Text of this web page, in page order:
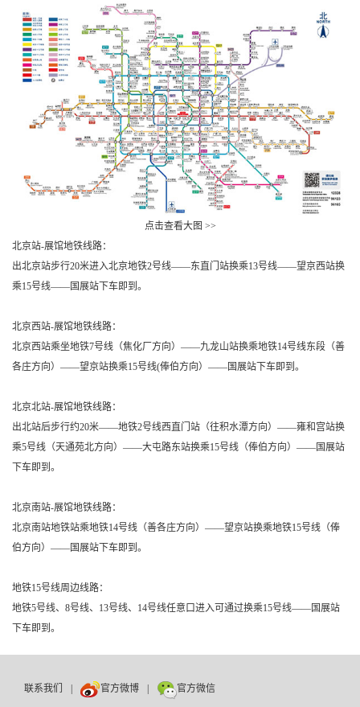
点击查看大图 >>
北京站-展馆地铁线路：
出北京站步行20米进入北京地铁2号线——东直门站换乘13号线——望京西站换
乘15号线——国展站下车即到。
北京西站-展馆地铁线路：
北京西站乘坐地铁7号线（焦化厂方向）——九龙山站换乘地铁14号线东段（善
各庄方向）——望京站换乘15号线(俸伯方向）——国展站下车即到。
北京北站-展馆地铁线路：
出北站后步行约20米——地铁2号线西直门站（往积水潭方向）——雍和宫站换
乘5号线（天通苑北方向）——大屯路东站换乘15号线（俸伯方向）——国展站
下车即到。
北京南站-展馆地铁线路：
北京南站地铁站乘地铁14号线（善各庄方向）——望京站换乘地铁15号线（俸
伯方向）——国展站下车即到。
地铁15号线周边线路：
地铁5号线、8号线、13号线、14号线任意口进入可通过换乘15号线——国展站
下车即到。
联系我们 官方微博 官方微信